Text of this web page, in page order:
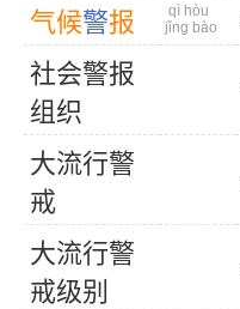
气候警报
qì hòu
jǐng bào
社会警报
组 织
大流行警
戒
大流行警
戒级别